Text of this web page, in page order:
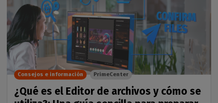
¿Qué es el Editor de archivos y cómo se
Consejos e información PrimeCenter